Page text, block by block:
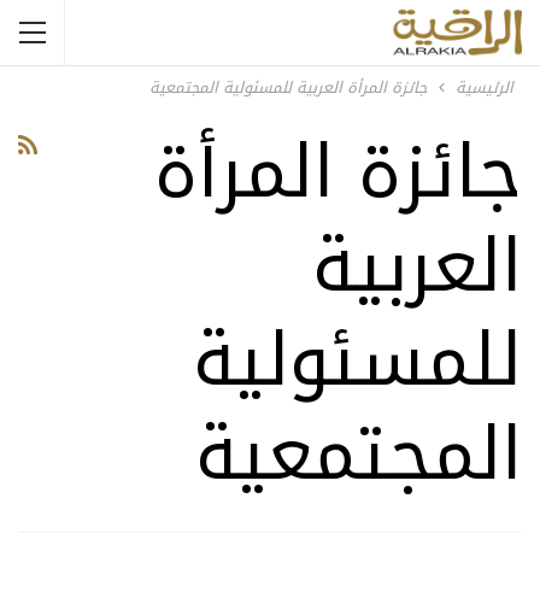
الرئيسية جائزة المرأة العربية للمسئولية المجتمعية
جائزة المرأة
العربية
للمسئولية
المجتمعية